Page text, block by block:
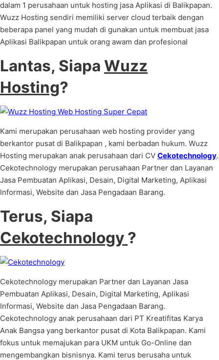
dalam 1 perusahaan untuk hosting jasa Aplikasi di Balikpapan.
Wuzz Hosting sendiri memiliki server cloud terbaik dengan
beberapa panel yang mudah di gunakan untuk membuat jasa
Aplikasi Balikpapan untuk orang awam dan profesional
Lantas, Siapa Wuzz
Hosting?
Kami merupakan perusahaan web hosting provider yang
berkantor pusat di Balikpapan , kami berbadan hukum. Wuzz
Hosting merupakan anak perusahaan dari CV Cekotechnology.
Cekotechnology merupakan perusahaan Partner dan Layanan
Jasa Pembuatan Aplikasi, Desain, Digital Marketing, Aplikasi
Informasi, Website dan Jasa Pengadaan Barang.
Terus, Siapa
Cekotechnology ?
Cekotechnology merupakan Partner dan Layanan Jasa
Pembuatan Aplikasi, Desain, Digital Marketing, Aplikasi
Informasi, Website dan Jasa Pengadaan Barang.
Cekotechnology anak perusahaan dari PT Kreatifitas Karya
Anak Bangsa yang berkantor pusat di Kota Balikpapan. Kami
fokus untuk memajukan para UKM untuk Go-Online dan
mengembangkan bisnisnya. Kami terus berusaha untuk